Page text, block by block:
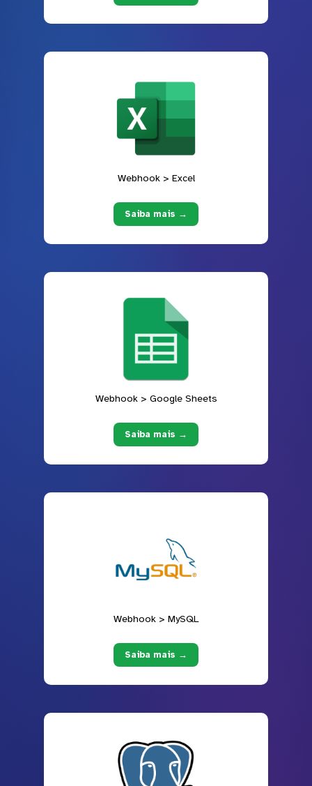
Webhook > Excel
Saiba mais →
Webhook > Google Sheets
Saiba mais →
Webhook > MySQL
Saiba mais →